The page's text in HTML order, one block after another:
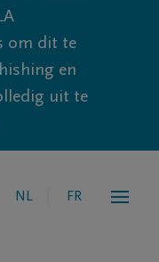
om dit te
en
uit te
NL FR